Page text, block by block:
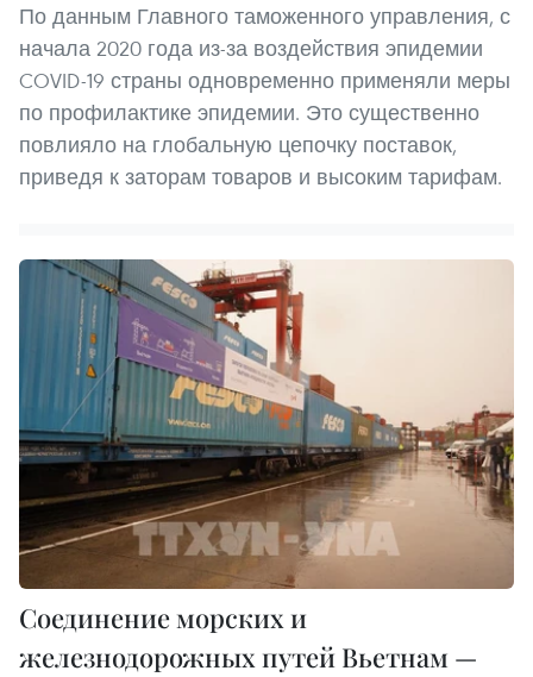
По данным Главного таможенного управления, с
начала 2020 года из-за воздействия эпидемии
COVID-19 страны одновременно применяли меры
по профилактике эпидемии. Это существенно
повлияло на глобальную цепочку поставок,
приведя к заторам товаров и высоким тарифам.
Соединение морских и
железнодорожных путей Вьетнам —